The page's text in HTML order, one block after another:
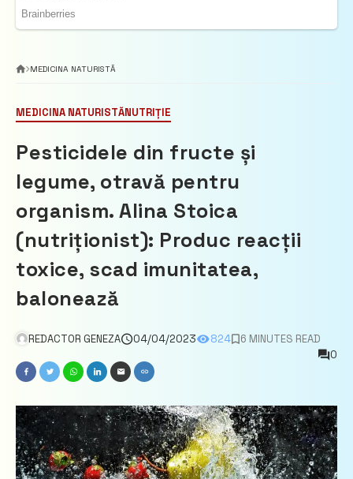
MEDICINA NATURISTĂ
MEDICINA NATURISTĂNUTRIȚIE
Pesticidele din fructe și
legume, otravă pentru
organism. Alina Stoica
(nutriționist): Produc reacții
toxice, scad imunitatea,
balonează
REDACTOR GENEZA 04/04/2023 824
6 MINUTES READ
0